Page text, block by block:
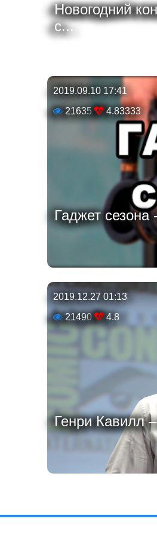
Новогодний
с...
2019.09.10 17:41
21635
4.83333
Гаджет сезона
2019.12.27 01:13
21490
4.8
Генри Кавилл